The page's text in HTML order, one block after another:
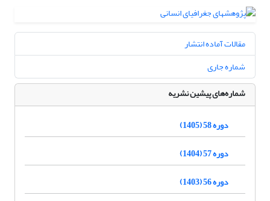
مقالات آماده انتشار
شماره جاری
شماره‌های پیشین نشریه
دوره 58 (1405)
دوره 57 (1404)
دوره 56 (1403)